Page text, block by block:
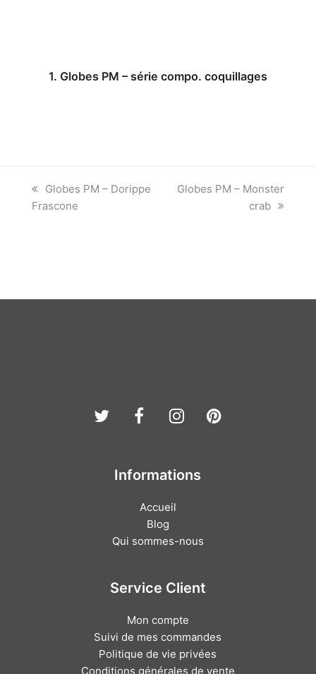
1. Globes PM – série compo. coquillages
previous
post:
Globes PM – Dorippe
Frascone
next
Globes PM – Monster
crab
TwitterFacebook
Instagram
Pinterest
Informations
Accueil
Blog
Qui sommes-nous
Service Client
Mon compte
Suivi de mes commandes
Politique de vie privées
Conditions générales de vente